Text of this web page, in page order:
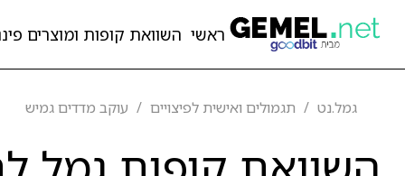
ראשי השוואת קופות ומוצרים
גמל.נט תגמולים ואישית לפיצויים עוקב מדדים גמיש